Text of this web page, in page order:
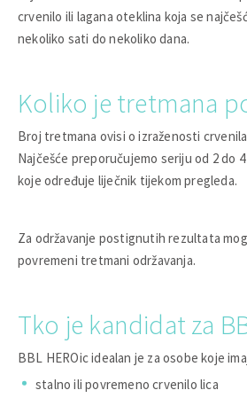
crvenilo ili lagana oteklina koja se
nekoliko sati do nekoliko dana.
Koliko je tretmana
Broj tretmana ovisi o izraženosti
Najčešće preporučujemo seriju od 2 do
koje određuje liječnik tijekom pregleda.
Za održavanje postignutih rezultata
povremeni tretmani održavanja.
Tko je kandidat za
BBL HEROic idealan je za osobe koje
stalno ili povremeno crvenilo lica